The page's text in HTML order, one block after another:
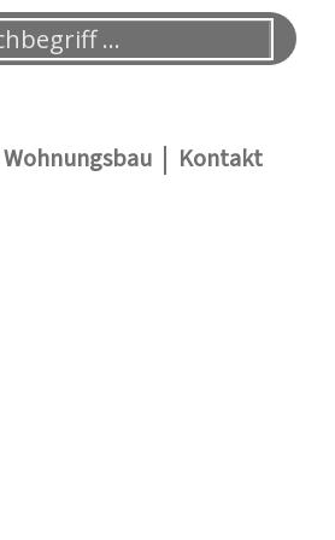
Wohnungsbau Kontakt